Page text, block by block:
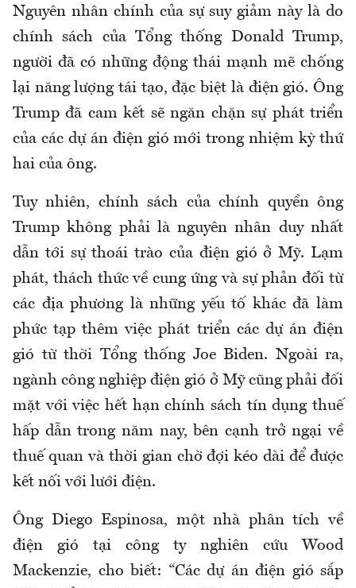
Nguyên nhân chính của sự suy giảm này là do
chính sách của Tổng thống Donald Trump,
người đã có những động thái mạnh mẽ chống
lại năng lượng tái tạo, đặc biệt là điện gió. Ông
Trump đã cam kết sẽ ngăn chặn sự phát triển
của các dự án điện gió mới trong nhiệm kỳ thứ
hai của ông.
Tuy nhiên, chính sách của chính quyền ông
Trump không phải là nguyên nhân duy nhất
dẫn tới sự thoái trào của điện gió ở Mỹ. Lạm
phát, thách thức về cung ứng và sự phản đối từ
các địa phương là những yếu tố khác đã làm
phức tạp thêm việc phát triển các dự án điện
gió từ thời Tổng thống Joe Biden. Ngoài ra,
ngành công nghiệp điện gió ở Mỹ cũng phải đối
mặt với việc hết hạn chính sách tín dụng thuế
hấp dẫn trong năm nay, bên cạnh trở ngại về
thuế quan và thời gian chờ đợi kéo dài để được
kết nối với lưới điện.
Ông Diego Espinosa, một nhà phân tích về
điện gió tại công ty nghiên cứu Wood
Mackenzie, cho biết: “Các dự án điện gió sắp